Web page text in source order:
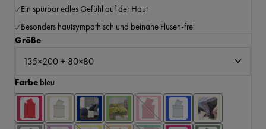
Ein spürbar edles Gefühl auf der Haut
Besonders hautsympathisch und beinahe Flusen-frei
Größeauswählen
Farbeauswählen
bleu